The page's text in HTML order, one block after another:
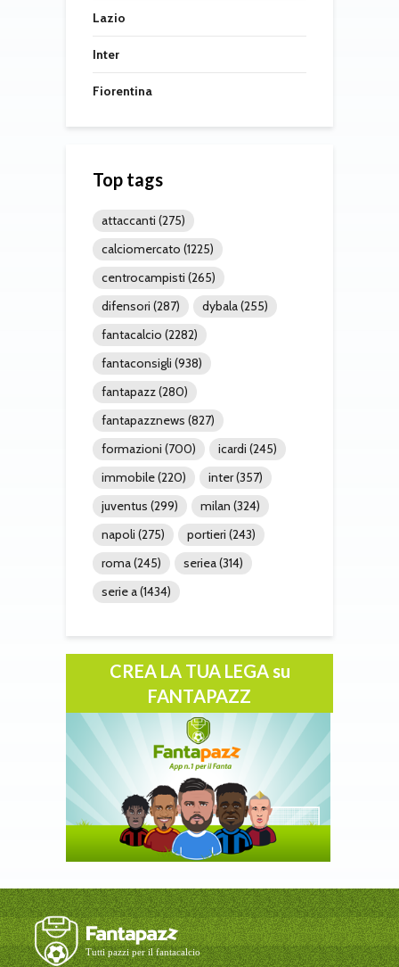
Lazio
Inter
Fiorentina
Top tags
attaccanti (275)
calciomercato (1225)
centrocampisti (265)
difensori (287) dybala(255)
fantacalcio (2282)
fantaconsigli (938)
fantapazz(280)
fantapazznews (827)
formazioni (700) icardi (245)
immobile(220) inter(357)
juventus (299) milan (324)
napoli (275) portieri (243)
roma(245) seriea(314)
serie a(1434)
CREA LA TUA LEGA su
FANTAPAZZ